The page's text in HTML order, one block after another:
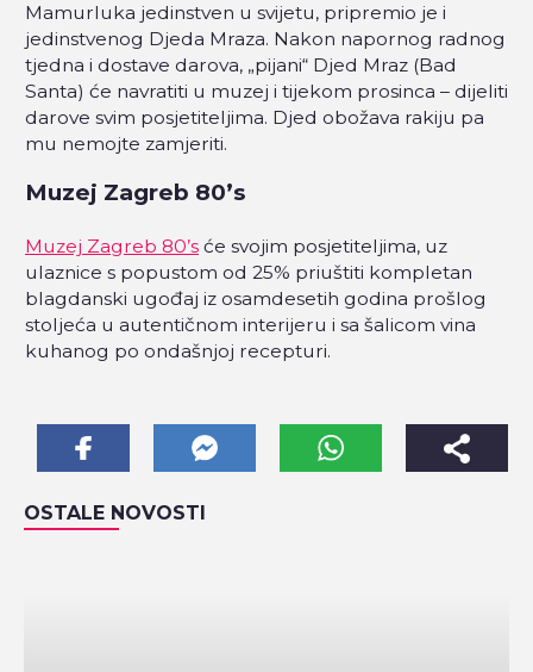
Mamurluka jedinstven u svijetu, pripremio je i
jedinstvenog Djeda Mraza. Nakon napornog radnog
tjedna i dostave darova, „pijani“ Djed Mraz (Bad
Santa) će navratiti u muzej i tijekom prosinca – dijeliti
darove svim posjetiteljima. Djed obožava rakiju pa
mu nemojte zamjeriti.
Muzej Zagreb 80’s
Muzej Zagreb 80’s će svojim posjetiteljima, uz
ulaznice s popustom od 25% priuštiti kompletan
blagdanski ugođaj iz osamdesetih godina prošlog
stoljeća u autentičnom interijeru i sa šalicom vina
kuhanog po ondašnjoj recepturi.
OSTALE NOVOSTI